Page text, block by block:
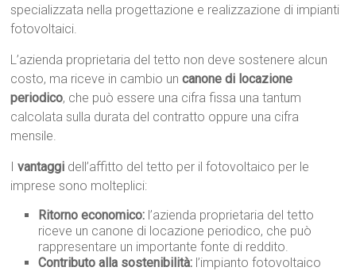
specializzata nella progettazione e realizzazione di impianti
fotovoltaici.
L’azienda proprietaria del tetto non deve sostenere alcun
costo, ma riceve in cambio uncanone di locazione
periodico, che può essere una cifra fissa una tantum
calcolata sulla durata del contratto oppure una cifra
mensile.
Ivantaggi dell’affitto del tetto per il fotovoltaico per le
imprese sono molteplici:
Ritorno economico: l’azienda proprietaria del tetto
riceve un canone di locazione periodico, che può
rappresentare un importante fonte di reddito.
Contributo alla sostenibilità: l’impianto fotovoltaico